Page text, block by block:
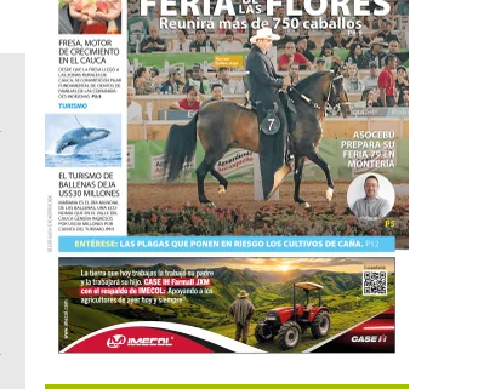
02
BITÁCORA EMPRESARIAL 10.000 LR
Recopilación clasificada por sectores
regiones del comportamiento general y
de las 10.000 primeras empresas en ventas
Colombia.